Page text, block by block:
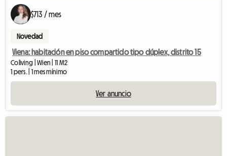
$713 / mes
Novedad
Viena: habitación en piso compartido tipo dúplex, distrito 15
Coliving | Wien | 11 M2
1 pers. | 1 mes mínimo
Ver anuncio